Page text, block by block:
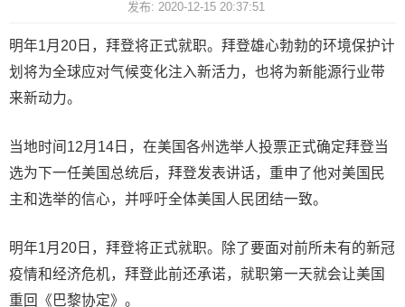
发布: 2020-12-15 20:37:51
明年1月20日，拜登将正式就职。拜登雄心勃勃的环境保护计
划将为全球应对气候变化注入新活力，也将为新能源行业带
来新动力。
当地时间12月14日，在美国各州选举人投票正式确定拜登当
选为下一任美国总统后，拜登发表讲话，重申了他对美国民
主和选举的信心，并呼吁全体美国人民团结一致。
明年1月20日，拜登将正式就职。除了要面对前所未有的新冠
疫情和经济危机，拜登此前还承诺，就职第一天就会让美国
重回《巴黎协定》。